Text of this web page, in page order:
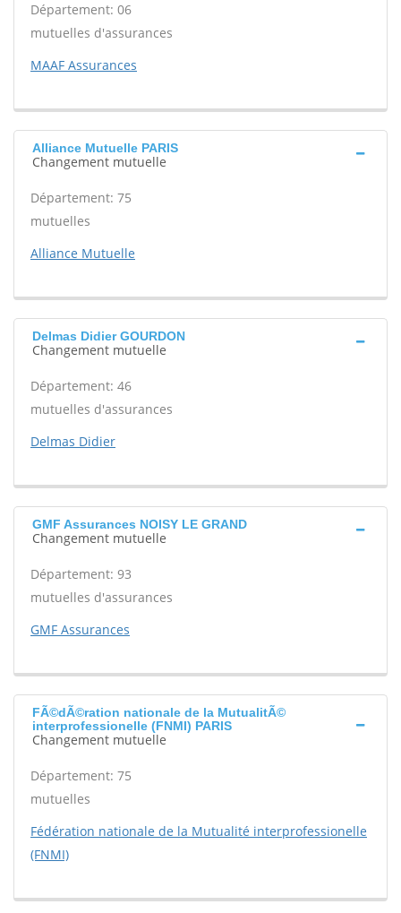
Département: 06
mutuelles d'assurances
MAAF Assurances
Alliance Mutuelle PARIS
Changement mutuelle
Département: 75
mutuelles
Alliance Mutuelle
Delmas Didier GOURDON
Changement mutuelle
Département: 46
mutuelles d'assurances
Delmas Didier
GMF Assurances NOISY LE GRAND
Changement mutuelle
Département: 93
mutuelles d'assurances
GMF Assurances
FÃ©dÃ©ration nationale de la MutualitÃ©
interprofessionelle (FNMI) PARIS
Changement mutuelle
Département: 75
mutuelles
Fédération nationale de la Mutualité interprofessionelle
(FNMI)